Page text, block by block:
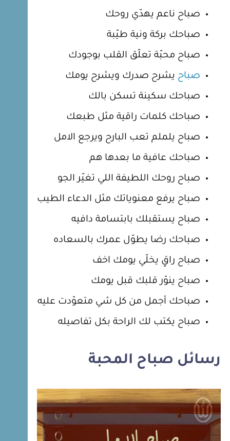
صباح ناعم يهدّي روحك
صباحك بركة ونية طيّبة
صباح محبّة تعلّق القلب بوجودك
صباح يشرح صدرك ويشرح يومك
صباحك سكينة تسكن بالك
صباحك كلمات راقية مثل طبعك
صباح يلملم تعب البارح ويرجع الامل
صباحك عافية ما بعدها هم
صباح روحك اللطيفة اللي تغيّر الجو
صباح يرفع معنوياتك مثل الدعاء الطيب
صباح يستقبلك بابتسامة دافيه
صباحك رضا يطوّل عمرك بالسعاده
صباح راقٍ يخلّي يومك اخف
صباح ينوّر قلبك قبل يومك
صباحك أجمل من كل شي متعوّدت عليه
صباح يكتب لك الراحة بكل تفاصيله
رسائل صباح المحبة